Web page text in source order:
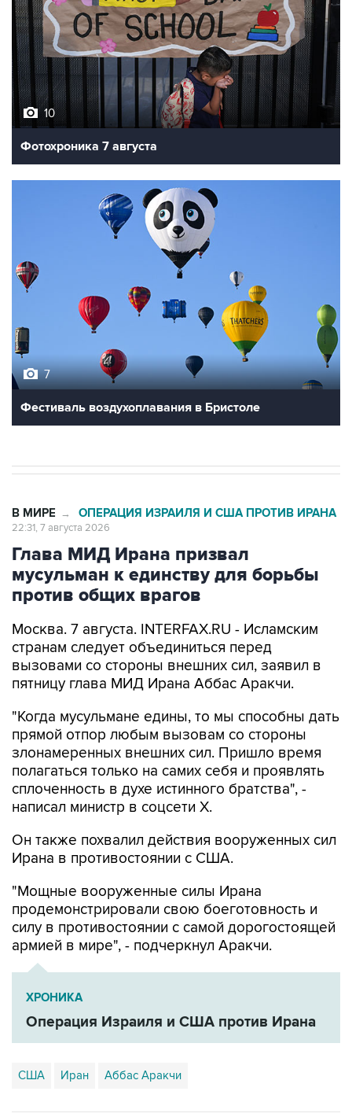
10
Фотохроника 7 августа
Фестиваль воздухоплавания в Бристоле
Глава МИД Ирана призвал
мусульман к единству для борьбы
против общих врагов
Москва. 7 августа. INTERFAX.RU - Исламским
вызовами со стороны внешних сил, заявил в
пятницу глава МИД Ирана Аббас Аракчи.
"Когда мусульмане едины, то мы способны дать
злонамеренных внешних сил. Пришло время
полагаться только на самих себя и проявлять
сплоченность в духе истинного братства", -
написал министр в соцсети Х.
Он также похвалил действия вооруженных сил
"Мощные вооруженные силы Ирана
силу в противостоянии с самой дорогостоящей
армией в мире", - подчеркнул Аракчи.
ХРОНИКА
Операция Израиля и США против Ирана
США Иран Аббас Аракчи